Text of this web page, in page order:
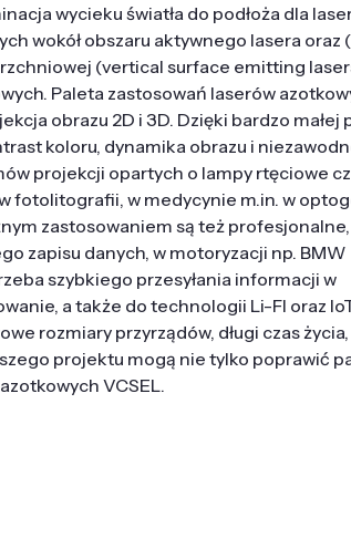
wycieku światła do podłoża dla
wokół obszaru aktywnego lasera oraz
(vertical surface emitting
Paleta zastosowań laserów
obrazu 2D i 3D. Dzięki bardzo małej
koloru, dynamika obrazu i
projekcji opartych o lampy rtęciowe
fotolitografii, w medycynie m.in. w
zastosowaniem są też profesjonalne,
zapisu danych, w motoryzacji np. BMW
szybkiego przesyłania informacji w
a także do technologii Li-FI oraz
rozmiary przyrządów, długi czas
projektu mogą nie tylko poprawić
VCSEL.